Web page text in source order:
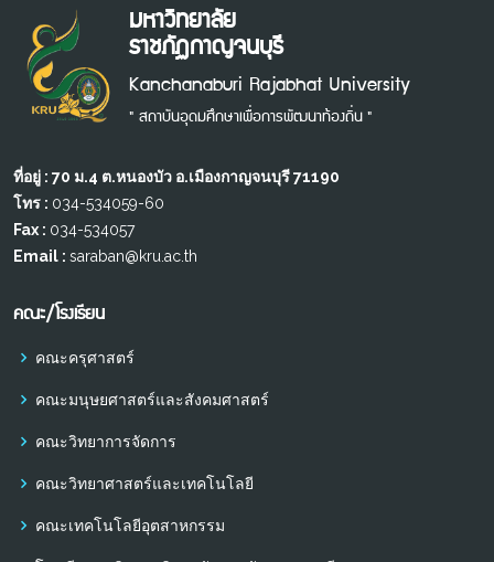
มหาวิทยาลัย
ราชภัฏกาญจนบุรี
Kanchanaburi Rajabhat University
" สถาบันอุดมศึกษาเพื่อการพัฒนาท้องถิ่น "
ที่อยู่ : 70 ม.4 ต.หนองบัว อ.เมืองกาญจนบุรี 71190
โทร : 034-534059-60
Fax : 034-534057
Email : saraban@kru.ac.th
คณะ/โรงเรียน
คณะครุศาสตร์
คณะมนุษยศาสตร์และสังคมศาสตร์
คณะวิทยาการจัดการ
คณะวิทยาศาสตร์และเทคโนโลยี
คณะเทคโนโลยีอุตสาหกรรม